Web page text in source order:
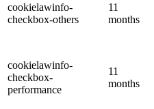
cookielawinfo-
checkbox-others
11
months
cookielawinfo-
checkbox-
performance
11
months